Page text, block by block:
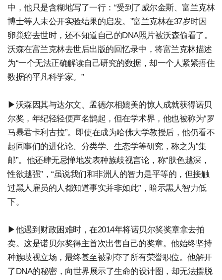
中，他只是含糊地写了一行：“受到了威尔金斯、富兰克林
博士等人未公开实验结果的启发。”富兰克林在37岁时因
卵巢癌去世时，还不知道自己的DNA照片被沃森偷看了。
沃森在富兰克林去世后出版的回忆录中，将富兰克林描述
为“一个无法正确解读自己研究的数据，却一个人紧紧捂住
数据的平凡科学家。”
▶沃森因其与达尔文、孟德尔相媲美的惊人成就获得诺贝
尔奖，年纪轻轻便声名鹊起，但在学术界，他也被称为“罗
马暴君卡利古拉”。即使在成为哈佛大学教授后，他仍看不
起同事们的进化论、分类学、生态学等研究，称之为“集
邮”。他还肆无忌惮地发表种族歧视言论，称“肤色越深，
性欲越强”，“虽说我们和非洲人的智力是平等的，但接触
过黑人雇员的人都知道事实并非如此”，暗示黑人智力低
下。
▶他遇到财政困难时，在2014年将诺贝尔奖奖章拿去拍
卖。这是诺贝尔奖得主首次出售自己的奖章。他始终坚持
种族歧视立场，最终甚至被剥夺了所有荣誉职位。他解开
了DNA的秘密，向世界展示了生命的设计图，却无法摆脱